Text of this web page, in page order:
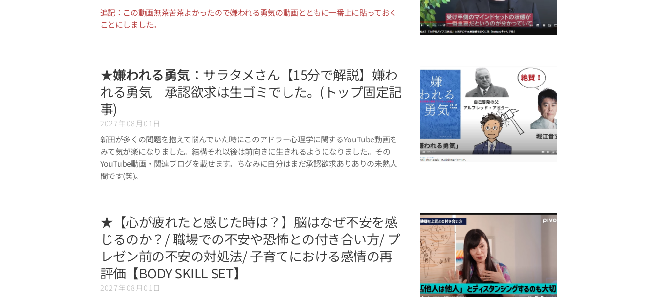
追記：この動画無茶苦茶よかったので嫌われる勇気の動画とともに一番上に貼っておく
ことにしました。
★嫌われる勇気： サラタメさん【15分で解説】嫌わ
れる勇気 承認欲求は生ゴミでした。(トップ固定記
事)
2027年08月01日
新田が多くの問題を抱えて悩んでいた時にこのアドラー心理学に関するYouTube動画を
みて気が楽になりました。結構それ以後は前向きに生きれるようになりました。その
YouTube動画・関連ブログを載せます。ちなみに自分はまだ承認欲求ありありの未熟人
間です(笑)。
★【心が疲れたと感じた時は？】脳はなぜ不安を感
じるのか？/ 職場での不安や恐怖との付き合い方/ プ
レゼン前の不安の対処法/ 子育てにおける感情の再
評価【BODY SKILL SET】
2027年08月01日